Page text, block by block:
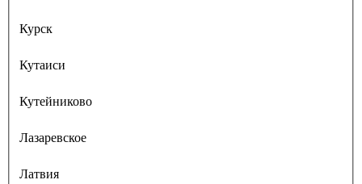
Курск
Кутаиси
Кутейниково
Лазаревское
Латвия